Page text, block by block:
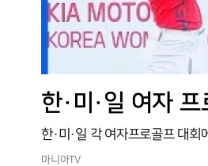
한·미·일 여자
마니아TV